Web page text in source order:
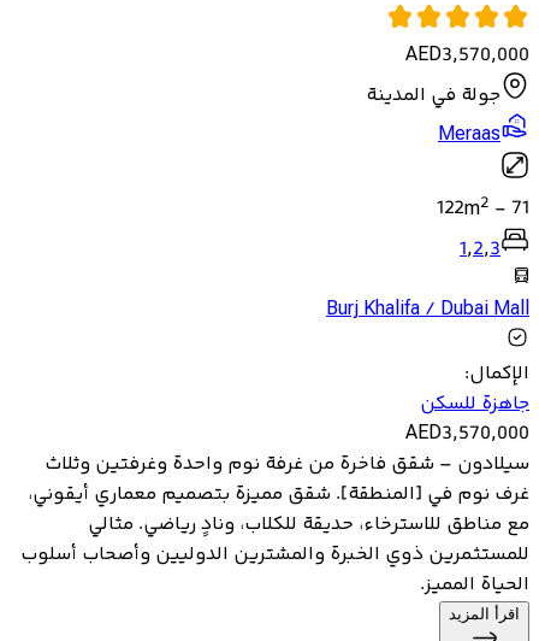
AED3,570,000
جولة في المدينة
Meraas
71
-
122m2
1,2,3
Burj Khalifa / Dubai Mall
الإكمال:
جاهزة للسكن
AED3,570,000
سيلادون – شقق فاخرة من غرفة نوم واحدة وغرفتين وثلاث
غرف نوم في [المنطقة]. شقق مميزة بتصميم معماري أيقوني،
مع مناطق للاسترخاء، حديقة للكلاب، ونادٍ رياضي. مثالي
للمستثمرين ذوي الخبرة والمشترين الدوليين وأصحاب أسلوب
الحياة المميز.
اقرأ المزيد